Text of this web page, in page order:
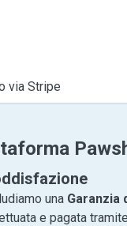
via Stripe
una Garanzia
e pagata